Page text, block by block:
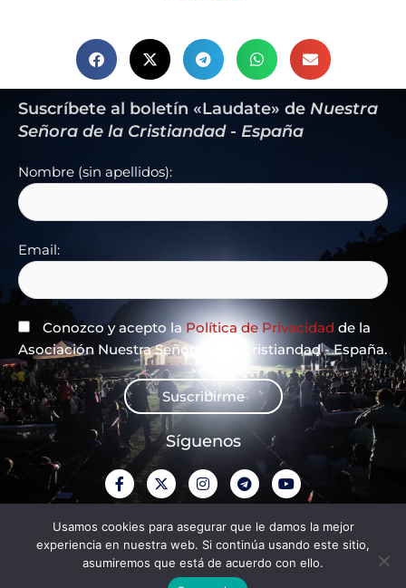
Suscríbete al boletín «Laudate» de Nuestra
Señora de la Cristiandad - España
Nombre (sin apellidos):
Email:
Conozco y acepto la Política de Privacidad de la
Asociación Nuestra Señora de la Cristiandad - España.
Suscribirme
Síguenos
F
a
c
e
b
o
o
X
-
t
i
t
t
I
n
s
a
g
r
a
T
e
l
g
r
a
m
Y
o
u
u
b
e
Política de privacidade
Aviso legal
Usamos cookies para asegurar que le damos la mejor
experiencia en nuestra web. Si continúa usando este sitio,
asumiremos que está de acuerdo con ello.